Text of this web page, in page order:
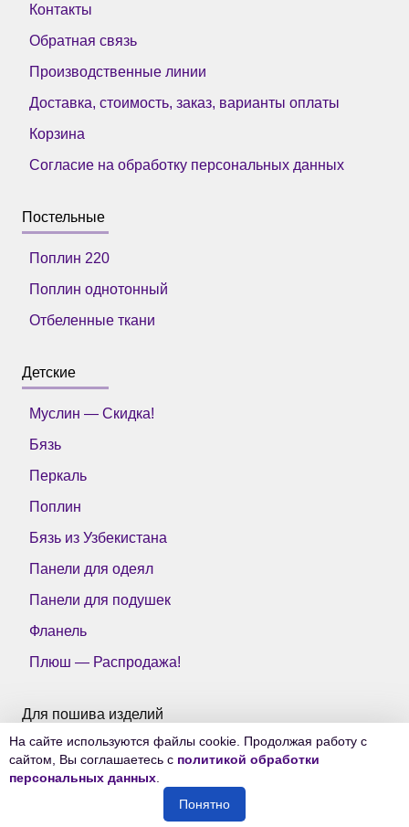
Контакты
Обратная связь
Производственные линии
Доставка, стоимость, заказ, варианты оплаты
Корзина
Согласие на обработку персональных данных
Постельные
Поплин 220
Поплин однотонный
Отбеленные ткани
Детские
Муслин — Скидка!
Бязь
Перкаль
Поплин
Бязь из Узбекистана
Панели для одеял
Панели для подушек
Фланель
Плюш — Распродажа!
Для пошива изделий
Все ткани Тейково
На сайте используются файлы cookie. Продолжая работу с
сайтом, Вы соглашаетесь с политикой обработки
персональных данных
Понятно